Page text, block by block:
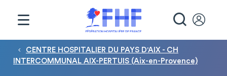
Fil d'Ariane
CENTRE HOSPITALIER DU PAYS D'AIX - CH
INTERCOMMUNAL AIX-PERTUIS (Aix-en-Provence)
Panneau de gestion des cookies